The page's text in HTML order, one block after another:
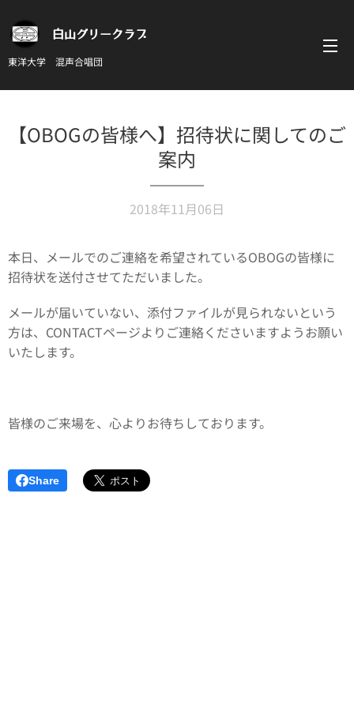
白山グリークラブ
東洋大学 混声合唱団
【OBOGの皆様へ】招待状に関してのご
案内
2018年11月06日
本日、メールでのご連絡を希望されているOBOGの皆様に
招待状を送付させてただいました。
メールが届いていない、添付ファイルが見られないという
方は、CONTACTページよりご連絡くださいますようお願い
いたします。
皆様のご来場を、心よりお待ちしております。
Share